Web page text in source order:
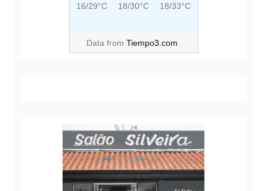
16/29°C 18/30°C 18/33°C
Data from Tiempo3.com